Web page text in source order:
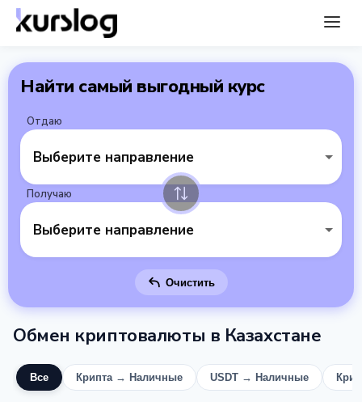
Найти самый выгодный курс
Отдаю
Выберите направление
Получаю
Выберите направление
Очистить
Обмен криптовалюты в Казахстане
Все Крипта → Наличные USDT → Наличные